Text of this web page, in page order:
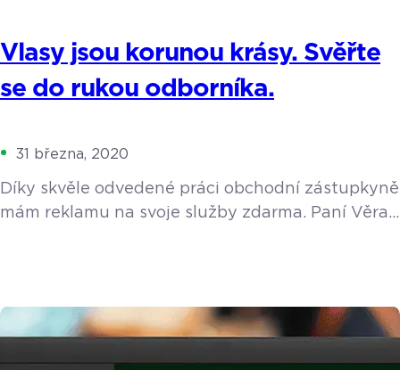
Vlasy jsou korunou krásy. Svěřte
se do rukou odborníka.
31 března, 2020
Díky skvěle odvedené práci obchodní zástupkyně
mám reklamu na svoje služby zdarma. Paní Věra
se liší od ostatních nebo co jí na její práci nejvíce
baví se dozvíte v následující reportáži.Kromě